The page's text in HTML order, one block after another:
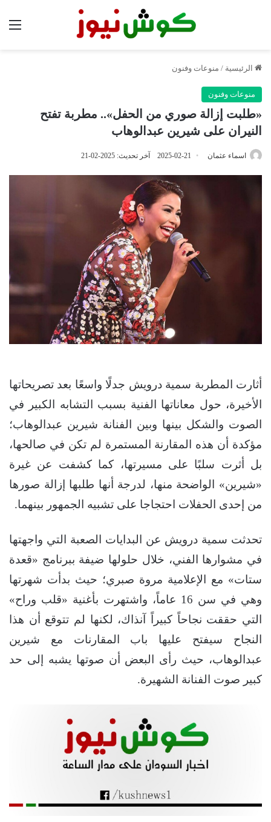
الرئيسية / منوعات وفنون
منوعات وفنون
«طلبت إزالة صوري من الحفل».. مطربة تفتح
النيران على شيرين عبدالوهاب
اسماء عثمان 2025-02-21 آخر تحديث: 2025-02-21
أثارت المطربة سمية درويش جدلًا واسعًا بعد تصريحاتها
الأخيرة، حول معاناتها الفنية بسبب التشابه الكبير في
الصوت والشكل بينها وبين الفنانة شيرين عبدالوهاب؛
مؤكدة أن هذه المقارنة المستمرة لم تكن في صالحها،
بل أثرت سلبًا على مسيرتها، كما كشفت عن غيرة
«شيرين» الواضحة منها، لدرجة أنها طلبها إزالة صورها
من إحدى الحفلات احتجاجا على تشبيه الجمهور بينهما.
تحدثت سمية درويش عن البدايات الصعبة التي واجهتها
في مشوارها الفني، خلال حلولها ضيفة ببرنامج «قعدة
ستات» مع الإعلامية مروة صبري؛ حيث بدأت شهرتها
وهي في سن 16 عاماً، واشتهرت بأغنية «قلب وراح»
التي حققت نجاحاً كبيراً آنذاك، لكنها لم تتوقع أن هذا
النجاح سيفتح عليها باب المقارنات مع شيرين
عبدالوهاب، حيث رأى البعض أن صوتها يشبه إلى حد
كبير صوت الفنانة الشهيرة.